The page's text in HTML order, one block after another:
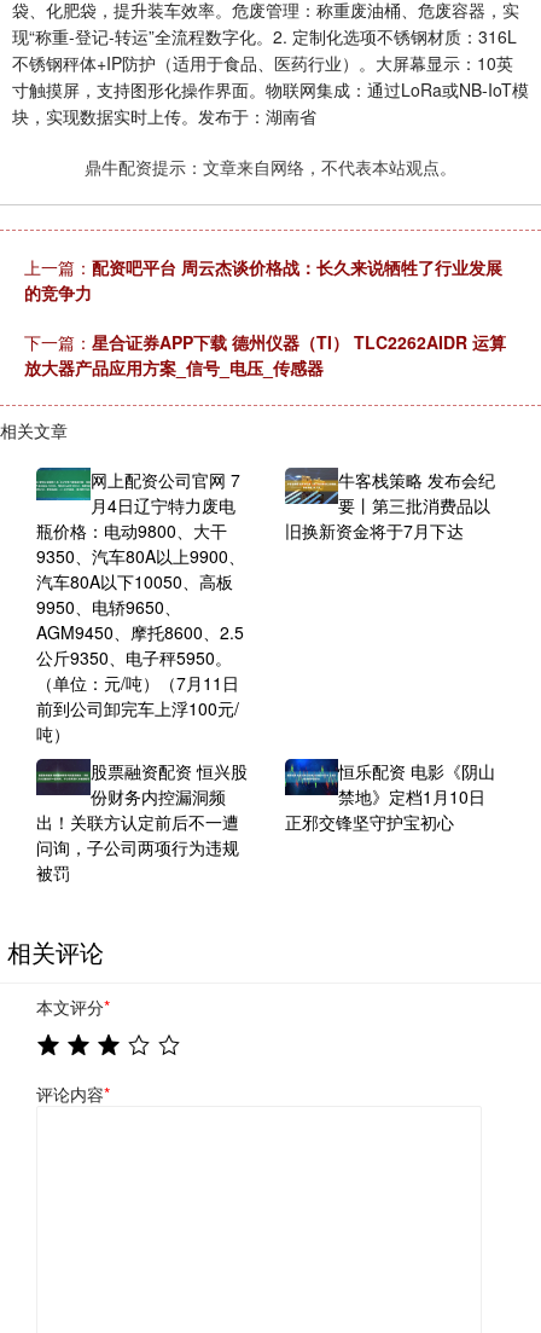
袋、化肥袋，提升装车效率。危废管理：称重废油桶、危废容器，实
现“称重-登记-转运”全流程数字化。2. 定制化选项不锈钢材质：316L
不锈钢秤体+IP防护（适用于食品、医药行业）。大屏幕显示：10英
寸触摸屏，支持图形化操作界面。物联网集成：通过LoRa或NB-IoT模
块，实现数据实时上传。发布于：湖南省
鼎牛配资提示：文章来自网络，不代表本站观点。
上一篇： 配资吧平台 周云杰谈价格战：长久来说牺牲了行业发展
的竞争力
下一篇： 星合证券APP下载 德州仪器（TI） TLC2262AIDR 运算
放大器产品应用方案_信号_电压_传感器
相关文章
网上配资公司官网 7
月4日辽宁特力废电
瓶价格：电动9800、大干
9350、汽车80A以上9900、
汽车80A以下10050、高板
9950、电轿9650、
AGM9450、摩托8600、2.5
公斤9350、电子秤5950。
（单位：元/吨）（7月11日
前到公司卸完车上浮100元/
吨）
牛客栈策略 发布会纪
要丨第三批消费品以
旧换新资金将于7月下达
股票融资配资 恒兴股
份财务内控漏洞频
出！关联方认定前后不一遭
问询，子公司两项行为违规
被罚
恒乐配资 电影《阴山
禁地》定档1月10日
正邪交锋坚守护宝初心
相关评论
本文评分*
评论内容*